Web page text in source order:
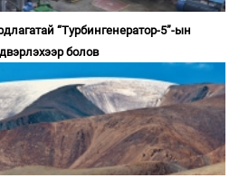
“Турбингенератор-5”-ын
болов